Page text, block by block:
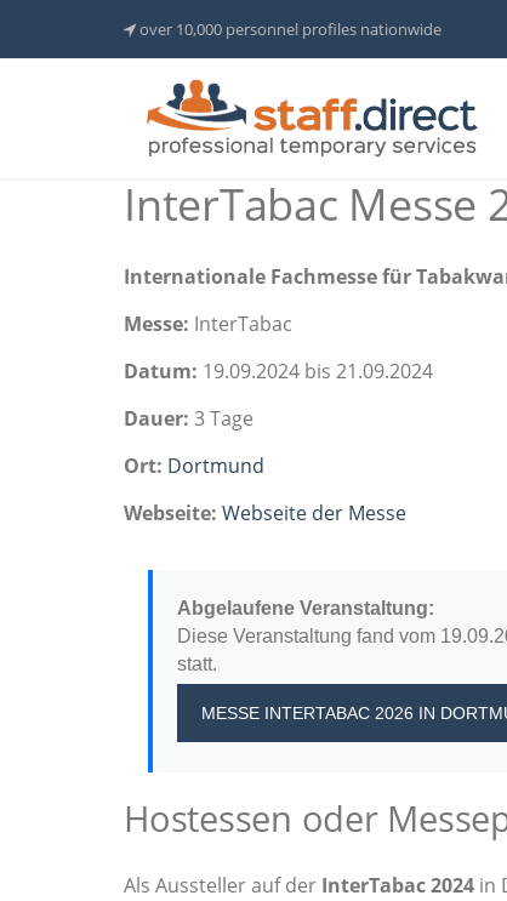
over 10,000 personnel profiles nationwide
InterTabac Messe
Internationale Fachmesse für
Messe: InterTabac
Datum: 19.09.2024 bis 21.09.2024
Dauer: 3 Tage
Ort: Dortmund
Webseite: Webseite der Messe
Abgelaufene Veranstaltung:
Diese Veranstaltung fand vom
statt.
MESSE INTERTABAC 2026 IN
Hostessen oder
Als Aussteller auf der InterTabac 2024 in